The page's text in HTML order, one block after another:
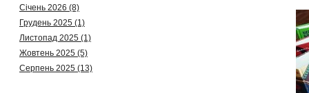
Січень 2026 (8)
Грудень 2025 (1)
Листопад 2025 (1)
Жовтень 2025 (5)
Серпень 2025 (13)